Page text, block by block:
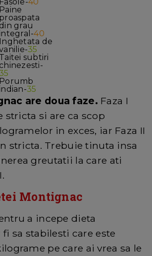
Paine
proaspata
din grau
integral-40
Inghetata de
35
Taitei subtiri
chinezesti-
Porumb
indian-35
are doua faze. Faza I
stricta si are ca scop
in exces, iar Faza II
stricta. Trebuie tinuta insa
greutatii la care ati
Montignac
a incepe dieta
sa stabilesti care este
pe care ai vrea sa le